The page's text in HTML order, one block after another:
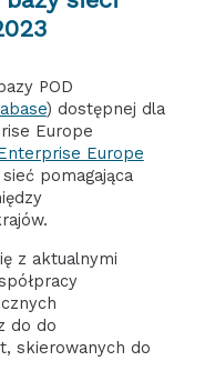
POD
) dostępnej dla
Europe
Europe
pomagająca
z aktualnymi
do do
skierowanych do